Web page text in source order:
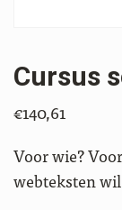
Cursus
€140,61
Voor wie?
webteksten